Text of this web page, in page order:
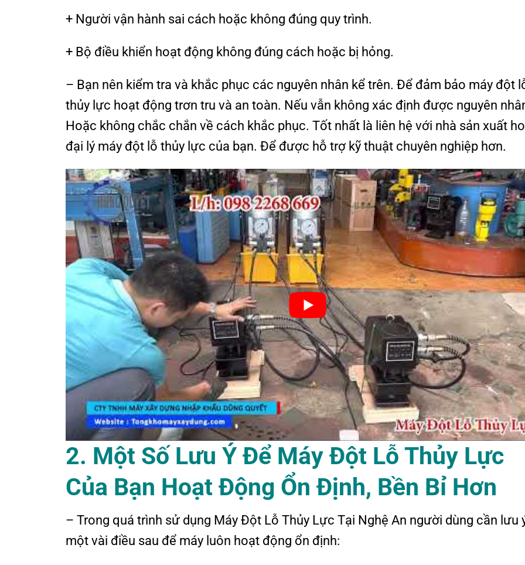
+ Người vận hành sai cách hoặc không đúng quy trình.
+ Bộ điều khiển hoạt động không đúng cách hoặc bị hỏng.
– Bạn nên kiểm tra và khắc phục các nguyên nhân kể trên. Để đảm bảo máy đột
thủy lực hoạt động trơn tru và an toàn. Nếu vẫn không xác định được nguyên
Hoặc không chắc chắn về cách khắc phục. Tốt nhất là liên hệ với nhà sản xuất
đại lý máy đột lỗ thủy lực của bạn. Để được hỗ trợ kỹ thuật chuyên nghiệp hơn.
2. Một Số Lưu Ý Để Máy Đột Lỗ Thủy Lực
Của Bạn Hoạt Động Ổn Định, Bền Bỉ Hơn
– Trong quá trình sử dụng Máy Đột Lỗ Thủy Lực Tại Nghệ An người dùng cần lưu
một vài điều sau để máy luôn hoạt động ổn định: